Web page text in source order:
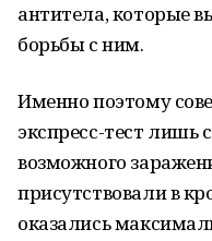
антитела, которые
борьбы с ним.
Именно поэтому
экспресс-тест лишь
возможного
присутствовали в
оказались